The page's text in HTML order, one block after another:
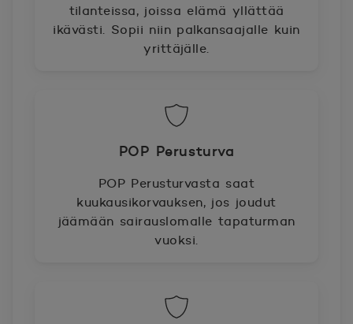
tilanteissa, joissa elämä yllättää
ikävästi. Sopii niin palkansaajalle kuin
yrittäjälle.
POP Perusturva
POP Perusturvasta saat
kuukausikorvauksen, jos joudut
jäämään sairauslomalle tapaturman
vuoksi.